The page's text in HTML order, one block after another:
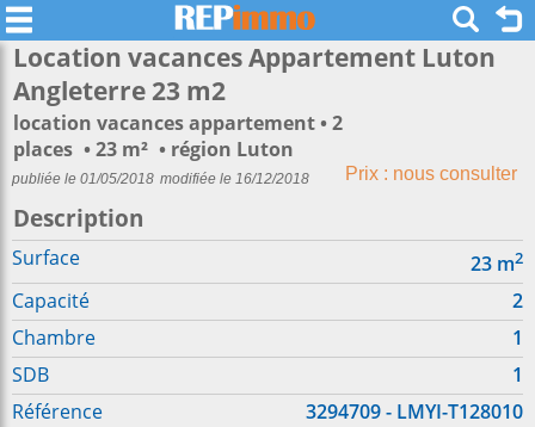
Location vacances Appartement Luton
Angleterre 23 m2
location vacances appartement
2
places
23 m² région Luton
Prix : nous consulter
publiée le 01/05/2018 modifiée le 16/12/2018
Description
Surface 23 m2
Capacité
2
Chambre
1
SDB
1
Référence
3294709 - LMYI-T128010